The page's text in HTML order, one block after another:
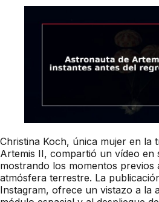
Christina Koch, única mujer en la
Artemis II, compartió un vídeo en
mostrando los momentos previos
atmósfera terrestre. La
Instagram, ofrece un vistazo a la